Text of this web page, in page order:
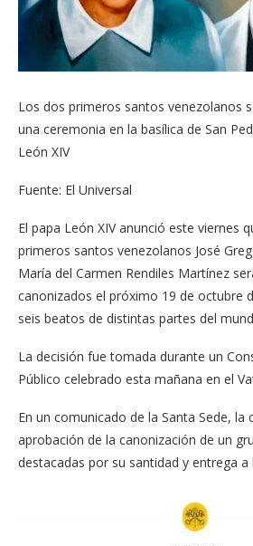
Los dos primeros santos venezolanos
una ceremonia en la basílica de San
León XIV
Fuente: El Universal
El papa León XIV anunció este viernes
primeros santos venezolanos José
María del Carmen Rendiles Martínez
canonizados el próximo 19 de octubre
seis beatos de distintas partes del
La decisión fue tomada durante un
Público celebrado esta mañana en el
En un comunicado de la Santa Sede, la
aprobación de la canonización de un
destacadas por su santidad y entrega a